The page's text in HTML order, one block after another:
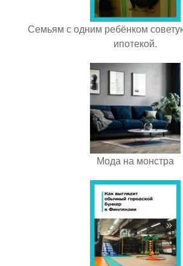
Семьям с одним ребёнком
ипотекой.
Мода на монстра